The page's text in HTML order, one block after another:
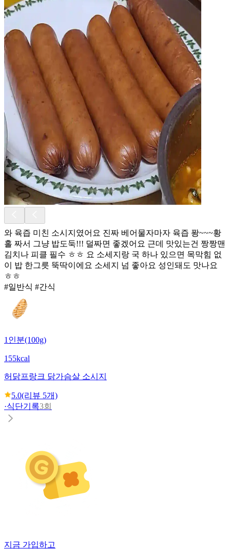
와 육즙 미친 소시지였어요 진짜 베어물자마자 육즙 퐝~~~황
홀 짜서 그냥 밥도둑!!! 덜짜면 좋겠어요 근데 맛있는건 짱짱맨
김치나 피클 필수 ㅎㅎ 요 소세지랑 국 하나 있으면 목막힘 없
이 밥 한그릇 뚝딱이에요 소세지 넘 좋아요 성인돼도 맛나요
ㅎㅎ
#일반식 #간식
1인분(100g)
155kcal
허닭프랑크 닭가슴살 소시지
5.0(리뷰 5개)
·식단기록3회
지금 가입하고